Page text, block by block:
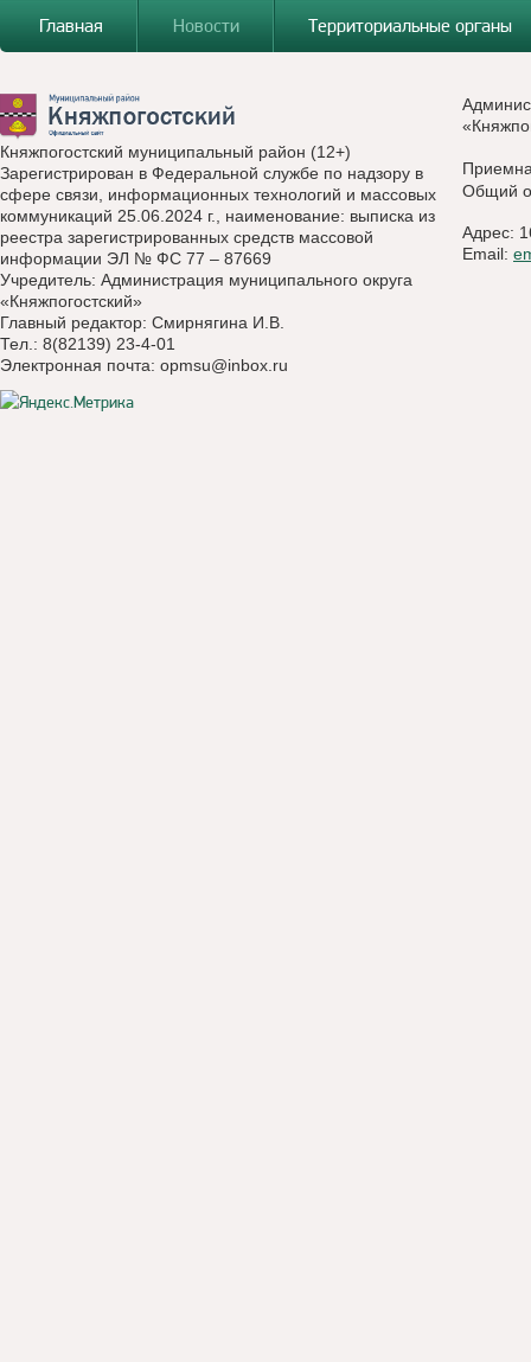
Главная
Новости Территориальные органы
Княжпогостский муниципальный район (12+)
Зарегистрирован в Федеральной службе по надзору в
сфере связи, информационных технологий и массовых
коммуникаций 25.06.2024 г., наименование: выписка из
реестра зарегистрированных средств массовой
информации ЭЛ № ФС 77 – 87669
Учредитель: Администрация муниципального округа
«Княжпогостский»
Главный редактор: Смирнягина И.В.
Тел.: 8(82139) 23-4-01
Электронная почта: opmsu@inbox.ru
Общий
Адрес:
Email: